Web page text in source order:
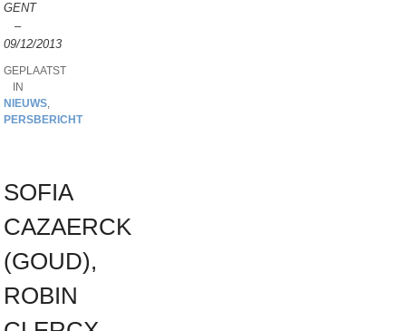
GENT
–
09/12/2013
GEPLAATST
IN
NIEUWS,
PERSBERICHT
SOFIA
CAZAERCK
(GOUD),
ROBIN